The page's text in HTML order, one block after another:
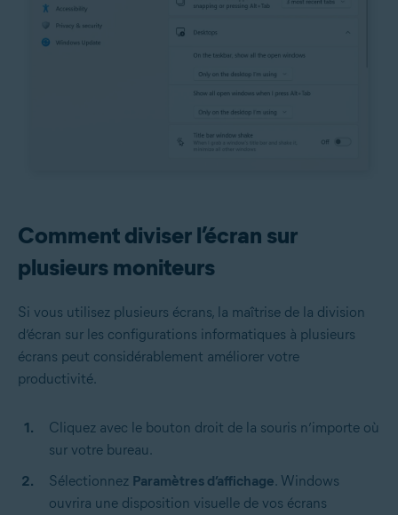
Comment diviser l’écran sur
plusieurs moniteurs
Si vous utilisez plusieurs écrans, la maîtrise de la division
d’écran sur les configurations informatiques à plusieurs
écrans peut considérablement améliorer votre
productivité.
Cliquez avec le bouton droit de la souris n’importe où
sur votre bureau.
Sélectionnez Paramètres d’affichage. Windows
ouvrira une disposition visuelle de vos écrans